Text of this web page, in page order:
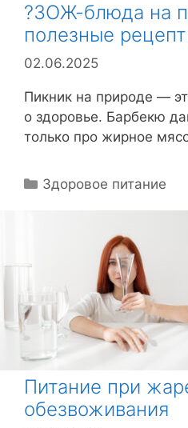
?ЗОЖ-блюда на
полезные
02.06.2025
Пикник на природе —
о здоровье. Барбекю
только про жирное
Р
и
Здоровое питание
Питание при
обезвоживания